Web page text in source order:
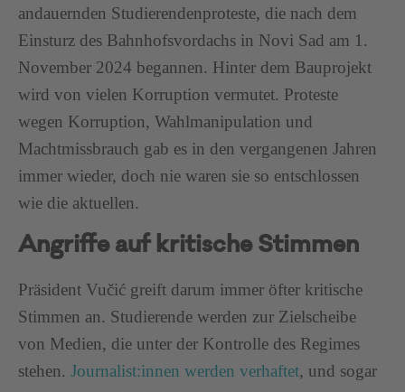
andauernden Studierendenproteste, die nach dem
Einsturz des Bahnhofsvordachs in Novi Sad am 1.
November 2024 begannen. Hinter dem Bauprojekt
wird von vielen Korruption vermutet. Proteste
wegen Korruption, Wahlmanipulation und
Machtmissbrauch gab es in den vergangenen Jahren
immer wieder, doch nie waren sie so entschlossen
wie die aktuellen.
Angriffe auf kritische Stimmen
Präsident Vučić greift darum immer öfter kritische
Stimmen an. Studierende werden zur Zielscheibe
von Medien, die unter der Kontrolle des Regimes
stehen. Journalist:innen werden verhaftet, und sogar